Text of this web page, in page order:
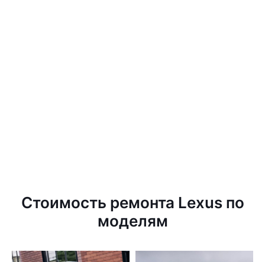
Стоимость ремонта Lexus по
моделям